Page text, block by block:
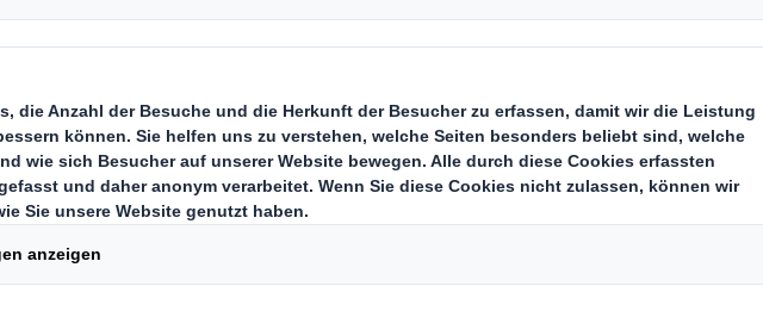
in unserer